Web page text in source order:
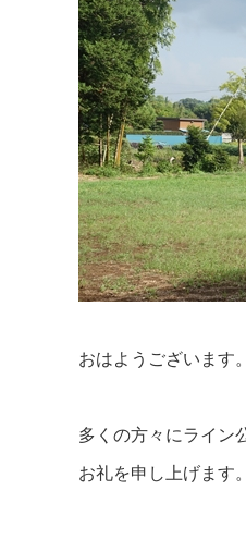
おはようございます。
多くの方々にライン
お礼を申し上げます。